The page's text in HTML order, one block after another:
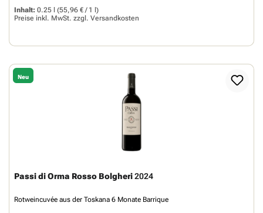
Inhalt: 0.25 l
(55,96 € / 1 l)
Preise inkl. MwSt. zzgl. Versandkosten
Neu
Passi di Orma Rosso Bolgheri2024
Rotweincuvée aus der Toskana 6 Monate Barrique